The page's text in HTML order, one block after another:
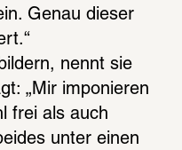
Genau dieser
nennt sie
„Mir imponieren
frei als auch
unter einen